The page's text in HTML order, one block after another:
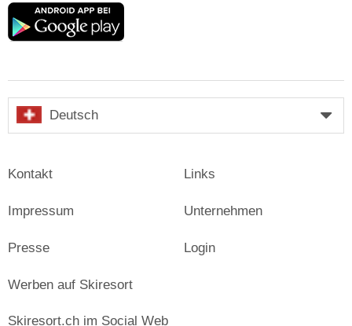
Google
Deutsch
Kontakt
Impressum
Presse
Links
Unternehmen
Login
Werben auf Skiresort
Skiresort.ch im Social Web